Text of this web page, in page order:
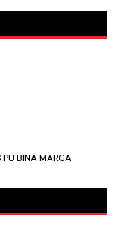
BINA MARGA